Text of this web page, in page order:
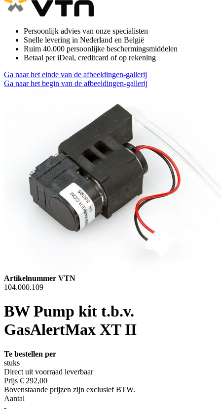
Persoonlijk advies van onze specialisten
Snelle levering in Nederland en België
Ruim 40.000 persoonlijke beschermingsmiddelen
Betaal per iDeal, creditcard of op rekening
Ga naar het einde van de afbeeldingen-gallerij
Ga naar het begin van de afbeeldingen-gallerij
Artikelnummer VTN
104.000.109
BW Pump kit t.b.v.
GasAlertMax XT II
Te bestellen per
stuks
Direct uit voorraad leverbaar
Prijs € 292,00
Bovenstaande prijzen zijn exclusief BTW.
Aantal
-